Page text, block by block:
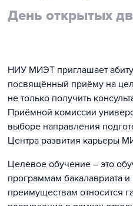
День открытых
НИУ МИЭТ приглашает
посвящённый приёму на
не только получить
Приёмной комиссии
выборе направления
Центра развития карьеры
Целевое обучение – это
программам бакалавриата
преимуществам относится